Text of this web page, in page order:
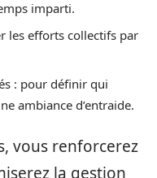
imparti.
les efforts collectifs par
: pour définir qui
ambiance d’entraide.
vous renforcerez
la gestion